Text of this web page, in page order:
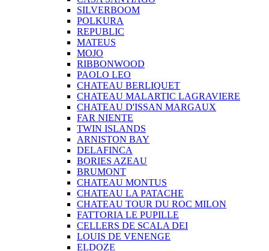
SILVERBOOM
POLKURA
REPUBLIC
MATEUS
MOJO
RIBBONWOOD
PAOLO LEO
CHATEAU BERLIQUET
CHATEAU MALARTIC LAGRAVIERE
CHATEAU D'ISSAN MARGAUX
FAR NIENTE
TWIN ISLANDS
ARNISTON BAY
DELAFINCA
BORIES AZEAU
BRUMONT
CHATEAU MONTUS
CHATEAU LA PATACHE
CHATEAU TOUR DU ROC MILON
FATTORIA LE PUPILLE
CELLERS DE SCALA DEI
LOUIS DE VENENGE
ELDOZE